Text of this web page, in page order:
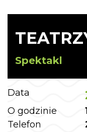
Spektakl
Data
O godzinie
Telefon